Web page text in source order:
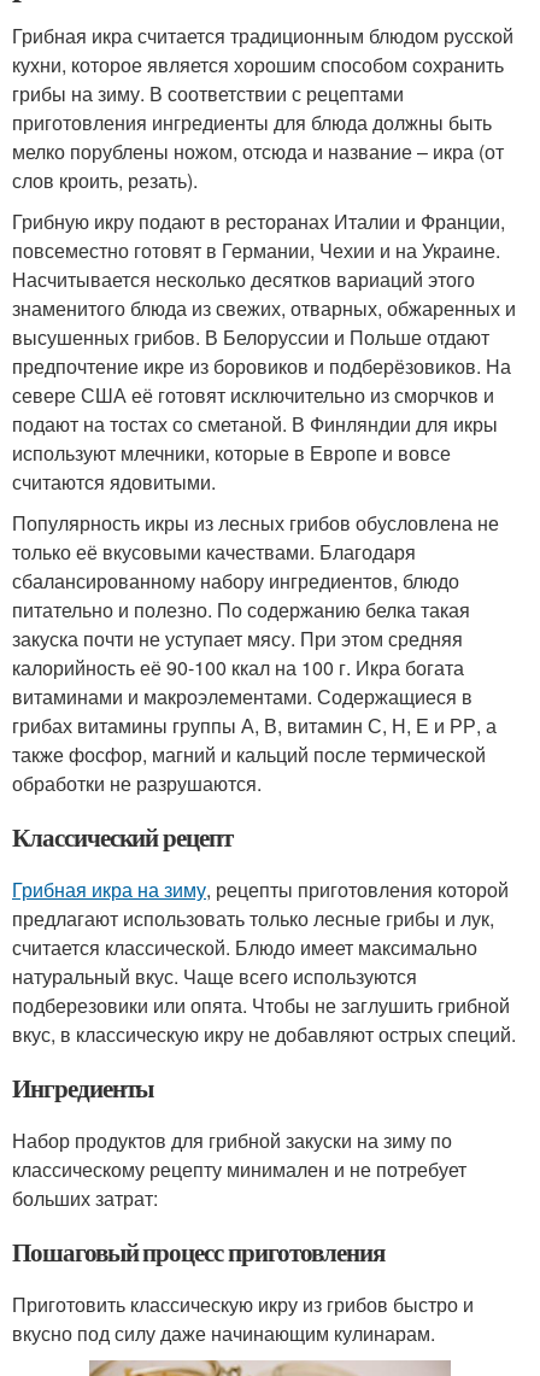
Грибная икра считается традиционным блюдом русской
кухни, которое является хорошим способом сохранить
грибы на зиму. В соответствии с рецептами
приготовления ингредиенты для блюда должны быть
мелко порублены ножом, отсюда и название – икра (от
слов кроить, резать).
Грибную икру подают в ресторанах Италии и Франции,
повсеместно готовят в Германии, Чехии и на Украине.
Насчитывается несколько десятков вариаций этого
знаменитого блюда из свежих, отварных, обжаренных и
высушенных грибов. В Белоруссии и Польше отдают
предпочтение икре из боровиков и подберёзовиков. На
севере США её готовят исключительно из сморчков и
подают на тостах со сметаной. В Финляндии для икры
используют млечники, которые в Европе и вовсе
считаются ядовитыми.
Популярность икры из лесных грибов обусловлена не
только её вкусовыми качествами. Благодаря
сбалансированному набору ингредиентов, блюдо
питательно и полезно. По содержанию белка такая
закуска почти не уступает мясу. При этом средняя
калорийность её 90-100 ккал на 100 г. Икра богата
витаминами и макроэлементами. Содержащиеся в
грибах витамины группы А, В, витамин С, Н, Е и РР, а
также фосфор, магний и кальций после термической
обработки не разрушаются.
Классический рецепт
Грибная икра на зиму, рецепты приготовления которой
предлагают использовать только лесные грибы и лук,
считается классической. Блюдо имеет максимально
натуральный вкус. Чаще всего используются
подберезовики или опята. Чтобы не заглушить грибной
вкус, в классическую икру не добавляют острых специй.
Ингредиенты
Набор продуктов для грибной закуски на зиму по
классическому рецепту минимален и не потребует
больших затрат:
Пошаговый процесс приготовления
Приготовить классическую икру из грибов быстро и
вкусно под силу даже начинающим кулинарам.